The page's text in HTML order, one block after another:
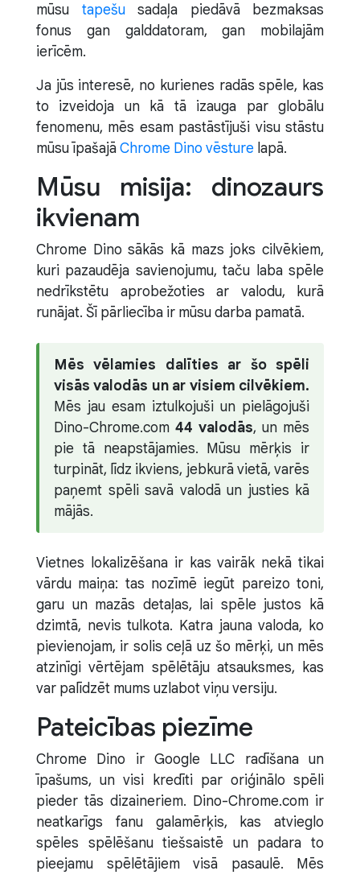
mūsu tapešusadaļa piedāvā bezmaksas
fonus gan galddatoram, gan mobilajām
ierīcēm.
Ja jūs interesē, no kurienes radās spēle, kas
to izveidoja un kā tā izauga par globālu
fenomenu, mēs esam pastāstījuši visu stāstu
mūsu īpašajāChrome Dino vēsture lapā.
Mūsu misija: dinozaurs
ikvienam
Chrome Dino sākās kā mazs joks cilvēkiem,
kuri pazaudēja savienojumu, taču laba spēle
nedrīkstētu aprobežoties ar valodu, kurā
runājat. Šī pārliecība ir mūsu darba pamatā.
Mēs vēlamies dalīties ar šo spēli
visās valodās un ar visiem cilvēkiem.
Mēs jau esam iztulkojuši un pielāgojuši
Dino-Chrome.com 44 valodās, un mēs
pie tā neapstājamies. Mūsu mērķis ir
turpināt, līdz ikviens, jebkurā vietā, varēs
paņemt spēli savā valodā un justies kā
mājās.
Vietnes lokalizēšana ir kas vairāk nekā tikai
vārdu maiņa: tas nozīmē iegūt pareizo toni,
garu un mazās detaļas, lai spēle justos kā
dzimtā, nevis tulkota. Katra jauna valoda, ko
pievienojam, ir solis ceļā uz šo mērķi, un mēs
atzinīgi vērtējam spēlētāju atsauksmes, kas
var palīdzēt mums uzlabot viņu versiju.
Pateicības piezīme
Chrome Dino ir Google LLC radīšana un
īpašums, un visi kredīti par oriģinālo spēli
pieder tās dizaineriem. Dino-Chrome.com ir
neatkarīgs fanu galamērķis, kas atvieglo
spēles spēlēšanu tiešsaistē un padara to
pieejamu spēlētājiem visā pasaulē. Mēs